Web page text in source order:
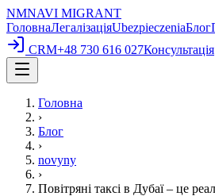
NMNAVI MIGRANT
ГоловнаЛегалізаціяUbezpieczeniaБлог
CRM+48 730 616 027Консультація
Головна
›
Блог
›
novyny
›
Повітряні таксі в Дубаї – це